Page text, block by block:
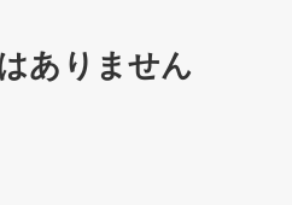
ありません